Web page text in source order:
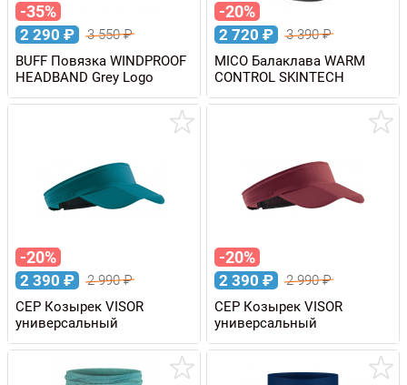
-35%
2 290 ₽ 3 550₽
BUFF Повязка WINDPROOF
HEADBAND Grey Logo
-20%
2 720 ₽ 3 390₽
MICO Балаклава WARM
CONTROL SKINTECH
-20%
2 390 ₽ 2 990₽
CEP Козырек VISOR
универсальный
-20%
2 390 ₽ 2 990₽
CEP Козырек VISOR
универсальный